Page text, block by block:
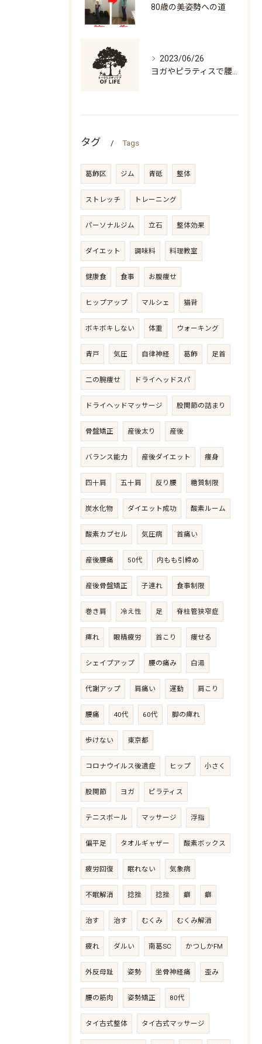
80歳の美姿勢への道
2023/06/26
タグ Tags
葛飾区 ジム 青砥 整体
ストレッチ トレーニング
パーソナルジム 立石 整体効果
ダイエット 調味料 料理教室
健康食 食事 お腹痩せ
ヒップアップ マルシェ 猫背
ボキボキしない 体重 ウォーキング
青戸 気圧 自律神経 葛飾 足首
二の腕痩せ ドライヘッドスパ
ドライヘッドマッサージ 股関節の詰まり
骨盤矯正 産後太り 産後
バランス能力 産後ダイエット 痩身
四十肩 五十肩 反り腰 糖質制限
炭水化物 ダイエット成功 酸素ルーム
酸素カプセル 気圧病 首痛い
産後腰痛 50代 内もも引締め
産後骨盤矯正 子連れ 食事制限
巻き肩 冷え性 足 脊柱管狭窄症
痺れ 眼精疲労 首こり 痩せる
シェイプアップ 腰の痛み 白湯
代謝アップ 肩痛い 運動 肩こり
腰痛 40代 60代 脚の痺れ
歩けない 東京都
コロナウイルス後遺症 ヒップ 小さく
股関節 ヨガ ピラティス
テニスボール マッサージ 浮指
偏平足 タオルギャザー 酸素ボックス
疲労回復 眠れない 気象病
不眠解消 捻挫 捻挫 癖 癖
治す 治す むくみ むくみ解消
疲れ ダルい 南葛SC かつしかFM
外反母趾 姿勢 坐骨神経痛 歪み
腰の筋肉 姿勢矯正 80代
タイ古式整体 タイ古式マッサージ